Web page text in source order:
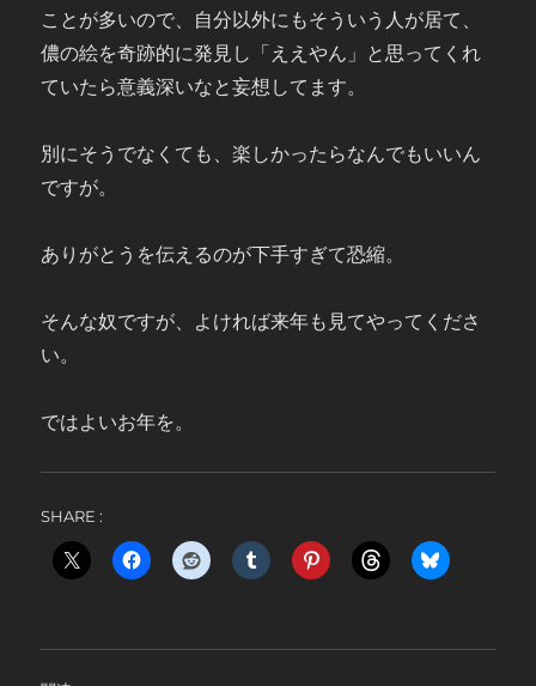
ことが多いので、自分以外にもそういう人が居て、
儂の絵を奇跡的に発見し「ええやん」と思ってくれ
ていたら意義深いなと妄想してます。
別にそうでなくても、楽しかったらなんでもいいん
ですが。
ありがとうを伝えるのが下手すぎて恐縮。
そんな奴ですが、よければ来年も見てやってくださ
い。
ではよいお年を。
SHARE :